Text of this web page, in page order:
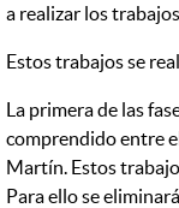
a realizar los
Estos trabajos se
La primera de las
comprendido entre
Martín. Estos
Para ello se